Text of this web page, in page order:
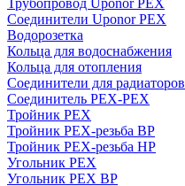
Соединители Uponor PEX
Водорозетка
Кольца для водоснабжения
Кольца для отопления
Соединители для радиаторов
Соединитель PEX-PEX
Тройник PEX
Тройник PEX-резьба ВР
Тройник PEX-резьба НР
Угольник PEX
Угольник PEX ВР